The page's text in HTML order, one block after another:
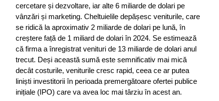
cercetare și dezvoltare, iar alte 6 miliarde de dolari pe
vânzări și marketing. Cheltuielile depășesc veniturile, care
se ridică la aproximativ 2 miliarde de dolari pe lună, în
creștere față de 1 miliard de dolari în 2024. Se estimează
că firma a înregistrat venituri de 13 miliarde de dolari anul
trecut. Deși această sumă este semnificativ mai mică
decât costurile, veniturile cresc rapid, ceea ce ar putea
liniști investitorii în perioada premergătoare ofertei publice
inițiale (IPO) care va avea loc mai târziu în acest an.